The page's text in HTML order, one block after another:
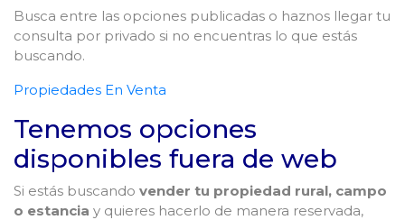
Busca entre las opciones publicadas o haznos llegar tu
consulta por privado si no encuentras lo que estás
buscando.
Propiedades En Venta
Tenemos opciones
disponibles fuera de web
Si estás buscando vender tu propiedad rural, campo
o estancia y quieres hacerlo de manera reservada,